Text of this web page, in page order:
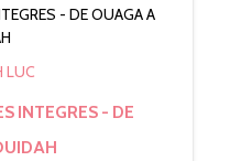
LUC
INTEGRES - DE